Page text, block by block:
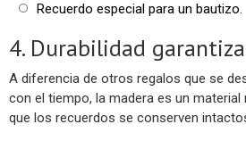
Recuerdo especial para un bautizo.
4. Durabilidad
A diferencia de otros regalos que se
con el tiempo, la madera es un
que los recuerdos se conserven